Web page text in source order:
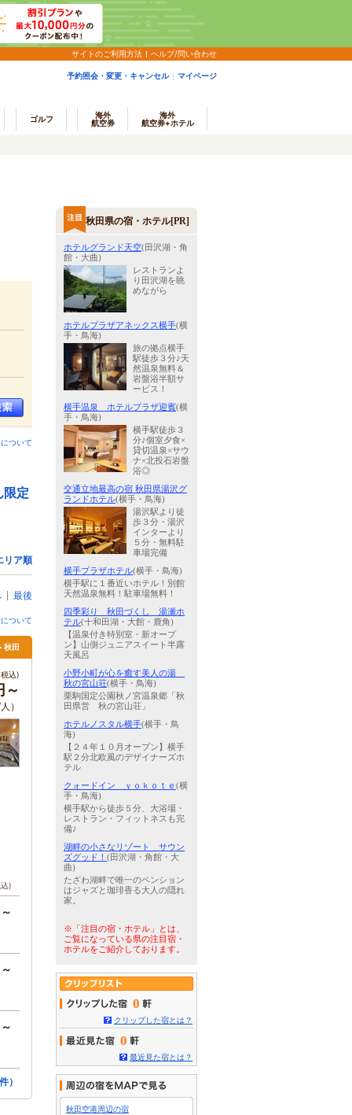
サイトのご利用方法 ヘルプ/問い合わせ
予約照会・変更・キャンセル マイページ
ゴルフ
海外
航空券
海外
航空券+ホテル
ついて
定
リア順
最後
ついて
秋田
込)
）
)
）
秋田県の宿・ホテル[PR]
ホテルグランド天空(田沢湖・角
館・大曲)
レストランよ
り田沢湖を眺
めながら
ホテルプラザアネックス横手(横
手・鳥海)
旅の拠点横手
駅徒歩３分♪天
然温泉無料＆
岩盤浴半額サ
ービス！
横手温泉 ホテルプラザ迎賓(横
手・鳥海)
横手駅徒歩３
分♪個室夕食×
貸切温泉×サウ
ナ×北投石岩盤
浴◎
交通立地最高の宿 秋田県湯沢グ
ランドホテル(横手・鳥海)
湯沢駅より徒
歩３分・湯沢
インターより
５分・無料駐
車場完備
横手プラザホテル(横手・鳥海)
横手駅に１番近いホテル！別館
天然温泉無料！駐車場無料！
四季彩り 秋田づくし 湯瀬ホ
テル(十和田湖・大館・鹿角)
【温泉付き特別室・新オープ
ン】山側ジュニアスイート半露
天風呂
小野小町が心を癒す美人の湯
秋の宮山荘(横手・鳥海)
栗駒国定公園秋ノ宮温泉郷「秋
田県営 秋の宮山荘」
ホテルノスタル横手(横手・鳥
海)
【２４年１０月オープン】横手
駅２分北欧風のデザイナーズホ
テル
クォードイン ｙｏｋｏｔｅ (横
手・鳥海)
横手駅から徒歩５分、大浴場・
レストラン・フィットネスも完
備♪
湖畔の小さなリゾート サウン
ズグッド！ (田沢湖・角館・大
曲)
たざわ湖畔で唯一のペンション
はジャズと珈琲香る大人の隠れ
家。
※「注目の宿・ホテル」とは、
ご覧になっている県の注目宿・
ホテルをご紹介しております。
0
クリップした宿とは？
0
最近見た宿とは？
秋田空港周辺の宿